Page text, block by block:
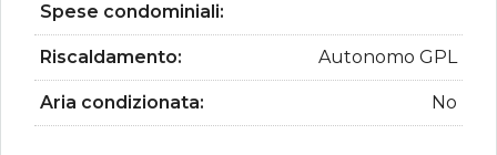
Spese condominiali:
Riscaldamento: Autonomo GPL
Aria condizionata: No